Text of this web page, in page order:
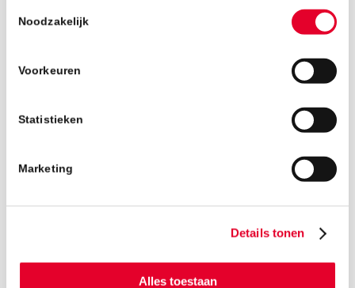
Noodzakelijk
Voorkeuren
Statistieken
Marketing
Details tonen
Alles toestaan